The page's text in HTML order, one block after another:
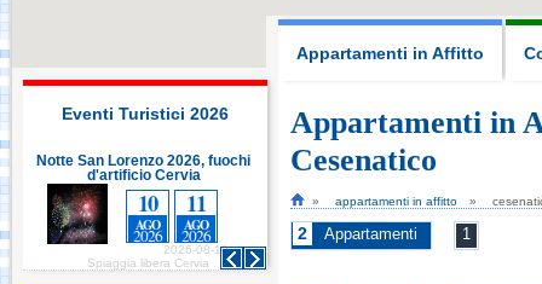
Appartamenti in Affitto
Eventi Turistici 2026
San Lorenzo 2026, fuochi
d'artificio Cervia
10
AGO
2026
11
AGO
2026
Spiaggia libera Cervia
Notte San Lorenzo 2026, fuochi
d'artificio Cervia
10
AGO
2026
11
AGO
2026
2026-08-10
Parco Oltremare -
Fiabilandia Rimini
Italia in Miniatura -
Rimini
Appartamenti in
Cesenatico
appartamenti in affitto
2 Appartamenti 1